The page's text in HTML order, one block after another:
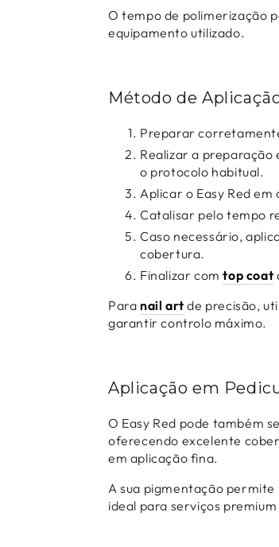
O tempo de polimerização
equipamento utilizado.
Método de
Preparar
Realizar a preparação
o protocolo habitual.
Aplicar o Easy Red
Catalisar pelo tempo
Caso necessário,
cobertura.
Finalizar comtop coat
Para nail art de precisão,
garantir controlo máximo.
Aplicação em
O Easy Red pode também
oferecendo excelente
em aplicação fina.
A sua pigmentação
ideal para serviços